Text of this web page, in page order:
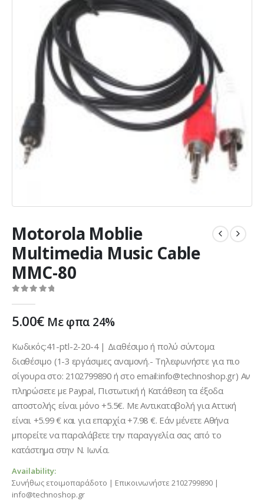
Motorola Moblie
Multimedia Music Cable
MMC-80
5.00€ Με φπα 24%
Κωδικός:41-ptl-2-20-4 | Διαθέσιμο ή πολύ σύντομα
διαθέσιμο (1-3 εργάσιμες αναμονή.- Τηλεφωνήστε για πιο
σίγουρα στο: 2102799890 ή στο email:info@technoshop.gr) Αν
πληρώσετε με Paypal, Πιστωτική ή Κατάθεση τα έξοδα
αποστολής είναι μόνο +5.5€. Με Αντικαταβολή για Αττική
είναι +5.99 € και για επαρχία +7.98 €. Εάν μένετε Αθήνα
μπορείτε να παραλάβετε την παραγγελία σας από το
κατάστημα στην Ν. Ιωνία.
Availability:
Συνήθως ετοιμοπαράδοτο | Επικοινωνήστε 2102799890 |
info@technoshop.gr